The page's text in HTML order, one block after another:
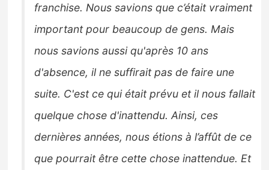
franchise. Nous savions que c’était vraiment
important pour beaucoup de gens. Mais
nous savions aussi qu'après 10 ans
d'absence, il ne suffirait pas de faire une
suite. C'est ce qui était prévu et il nous fallait
quelque chose d'inattendu. Ainsi, ces
dernières années, nous étions à l’affût de ce
que pourrait être cette chose inattendue. Et